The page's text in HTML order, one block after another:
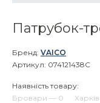
Патрубок-
Бренд: VAICO
Артикул: 074121438C
Наявність товару:
Бровари — 0